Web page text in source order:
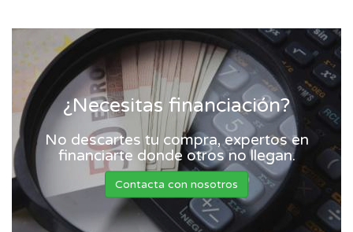
¿Necesitas financiación?
No descartes tu compra, expertos en
financiarte donde otros no llegan.
Contacta con nosotros